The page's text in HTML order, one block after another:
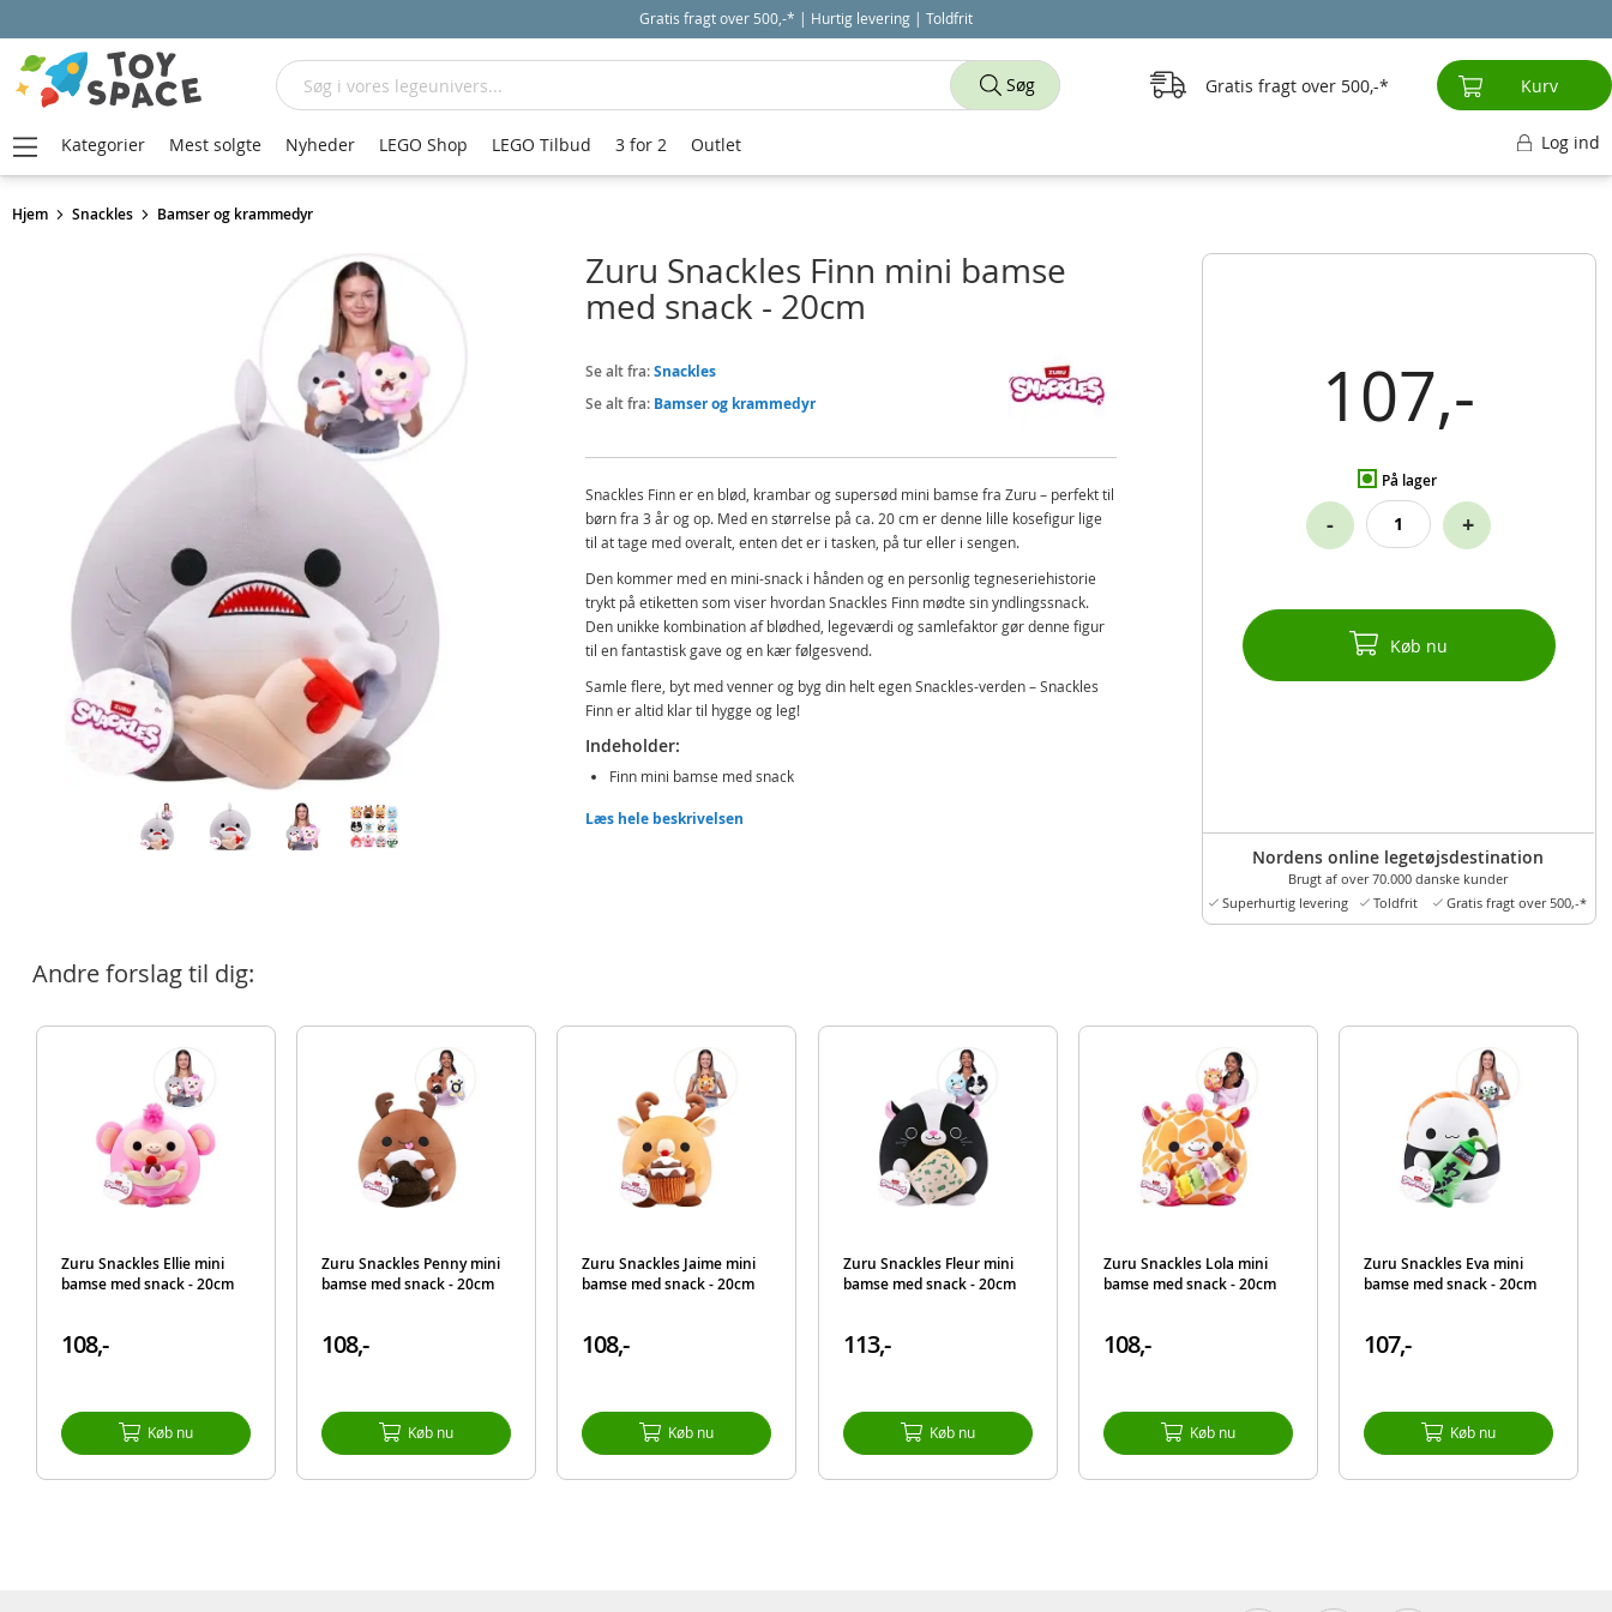
Gratis fragt over 500,-* | Hurtig levering | Toldfrit
Hjem Snackles Bamser og krammedyr
107,-
På lager
- +
Køb nu
Nordens online legetøjsdestination
Brugt af over 70.000 danske kunder
Superhurtig levering
Toldfrit Gratis fragt over 500,-*
Zuru Snackles Finn mini bamse
med snack - 20cm
Se alt fra:Snackles
Se alt fra: Bamser og krammedyr
Snackles Finn er en blød, krambar og supersød mini bamse fra Zuru – perfekt til
børn fra 3 år og op. Med en størrelse på ca. 20 cm er denne lille kosefigur lige
til at tage med overalt, enten det er i tasken, på tur eller i sengen.
Den kommer med en mini-snack i hånden og en personlig tegneseriehistorie
trykt på etiketten som viser hvordan Snackles Finn mødte sin yndlingssnack.
Den unikke kombination af blødhed, legeværdi og samlefaktor gør denne figur
til en fantastisk gave og en kær følgesvend.
Samle flere, byt med venner og byg din helt egen Snackles-verden – Snackles
Finn er altid klar til hygge og leg!
Indeholder:
Finn mini bamse med snack
Detaljer:
Mærke Snackles
Læs hele beskrivelsen
Andre forslag til dig:
Zuru Snackles Ellie mini
bamse med snack - 20cm
108,-
Køb nu
Zuru Snackles Penny mini
bamse med snack - 20cm
108,-
Køb nu
Zuru Snackles Jaime mini
bamse med snack - 20cm
108,-
Køb nu
Zuru Snackles Fleur mini
bamse med snack - 20cm
113,-
Køb nu
Zuru Snackles Lola mini
bamse med snack - 20cm
108,-
Køb nu
Zuru Snackles Eva mini
bamse med snack - 20cm
107,-
Køb nu
Søg
Søg Gratis fragt over 500,- Kurv
Kategorier Mest solgte Nyheder LEGO Shop LEGO Tilbud 3 for 2 Outlet Log ind